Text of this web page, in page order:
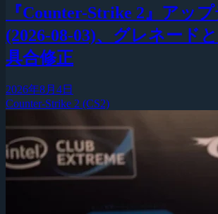
『Counter-Strike 2』アッ
(2026-08-03)、グレネード
具合修正
2026年8月4日
Counter-Strike 2 (CS2)